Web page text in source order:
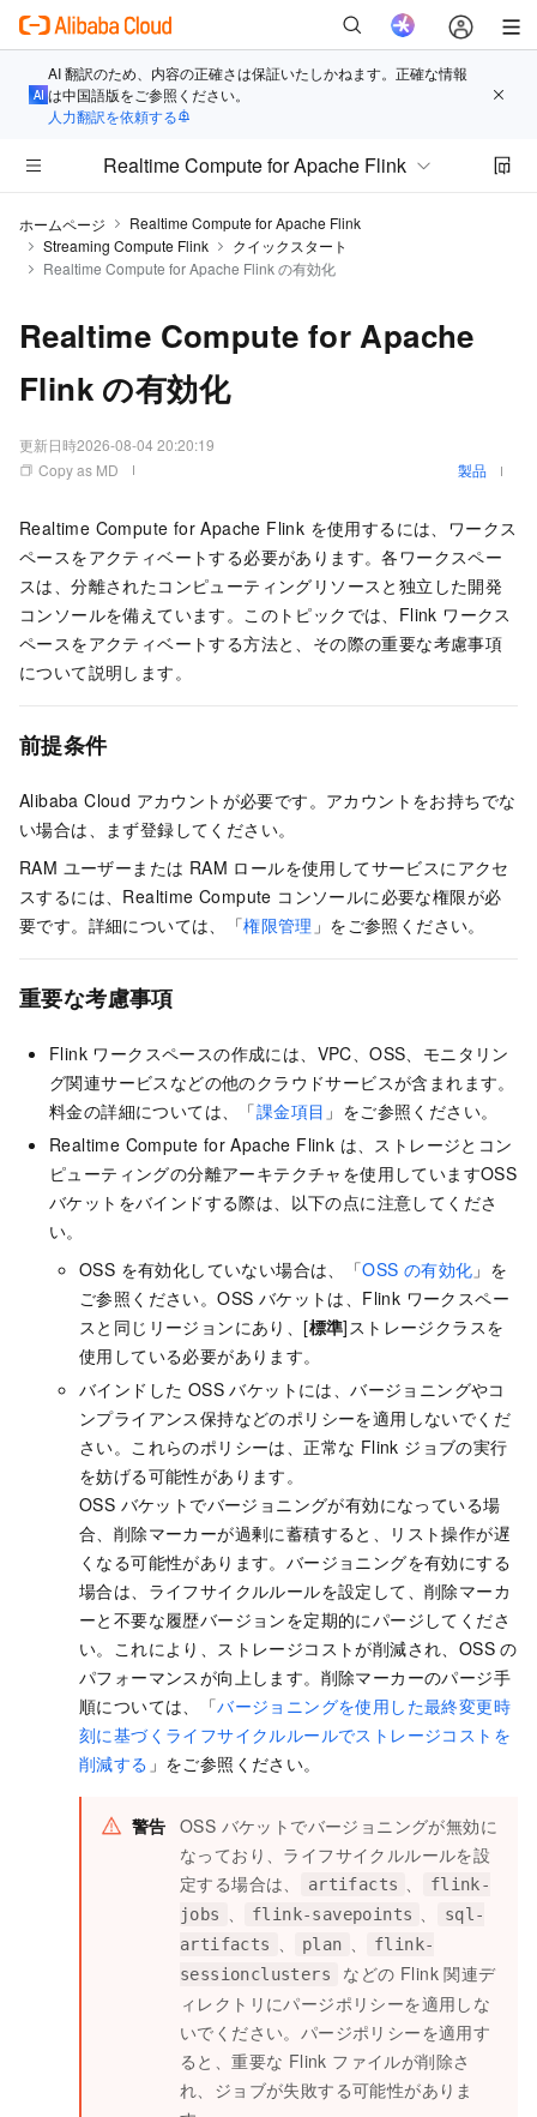
AI 翻訳のため、内容の正確さは保証いたしかねます。正確な情報
は中国語版をご参照ください。
人力翻訳を依頼する
Realtime Compute for Apache Flink
ホームページ
Realtime Compute for Apache Flink
Streaming Compute Flink
クイックスタート
Realtime Compute for Apache Flink の有効化
Realtime Compute for Apache
Flink の有効化
更新日時2026-08-04 20:20:19
Copy as MD
製品
Realtime Compute for Apache Flink を使用するには、ワークス
ペースをアクティベートする必要があります。各ワークスペー
スは、分離されたコンピューティングリソースと独立した開発
コンソールを備えています。このトピックでは、Flink ワークス
ペースをアクティベートする方法と、その際の重要な考慮事項
について説明します。
前提条件
Alibaba Cloud アカウントが必要です。アカウントをお持ちでな
い場合は、まず登録してください。
RAM ユーザーまたは RAM ロールを使用してサービスにアクセ
スするには、Realtime Compute コンソールに必要な権限が必
要です。詳細については、「権限管理 」をご参照ください。
重要な考慮事項
Flink ワークスペースの作成には、VPC、OSS、モニタリン
グ関連サービスなどの他のクラウドサービスが含まれます。
料金の詳細については、「課金項目 」をご参照ください。
Realtime Compute for Apache Flink は、ストレージとコン
ピューティングの分離アーキテクチャを使用していますOSS
バケットをバインドする際は、 以下の点に注意してくださ
い。
OSS を有効化していない場合は、「OSS の有効化 」を
ご参照ください。OSS バケットは、Flink ワークスペー
スと同じリージョンにあり、[標準]ストレージクラスを
使用している必要があります。
バインドした OSS バケットには、バージョニングやコ
ンプライアンス保持などのポリシーを適用しないでくだ
さい。これらのポリシーは、正常な Flink ジョブの実行
を妨げる可能性があります。
OSS バケットでバージョニングが有効になっている場
合、削除マーカーが過剰に蓄積すると、リスト操作が遅
くなる可能性があります。バージョニングを有効にする
場合は、ライフサイクルルールを設定して、削除マーカ
ーと不要な履歴バージョンを定期的にパージしてくださ
い。これにより、ストレージコストが削減され、OSS の
パフォーマンスが向上します。削除マーカーのパージ手
順については、「バージョニングを使用した最終変更時
刻に基づくライフサイクルルールでストレージコストを
削減する 」をご参照ください。
警告 OSS バケットでバージョニングが無効に
なっており、ライフサイクルルールを設
定する場合は、
artifacts 、
flink-
jobs 、 flink-savepoints 、
sql-
artifacts 、 plan 、
flink-
sessionclusters
などの Flink 関連デ
ィレクトリにパージポリシーを適用しな
いでください。パージポリシーを適用す
ると、重要な Flink ファイルが削除さ
れ、ジョブが失敗する可能性がありま